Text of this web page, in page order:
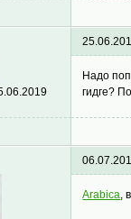
Надо
гидге?
Arabiсa,